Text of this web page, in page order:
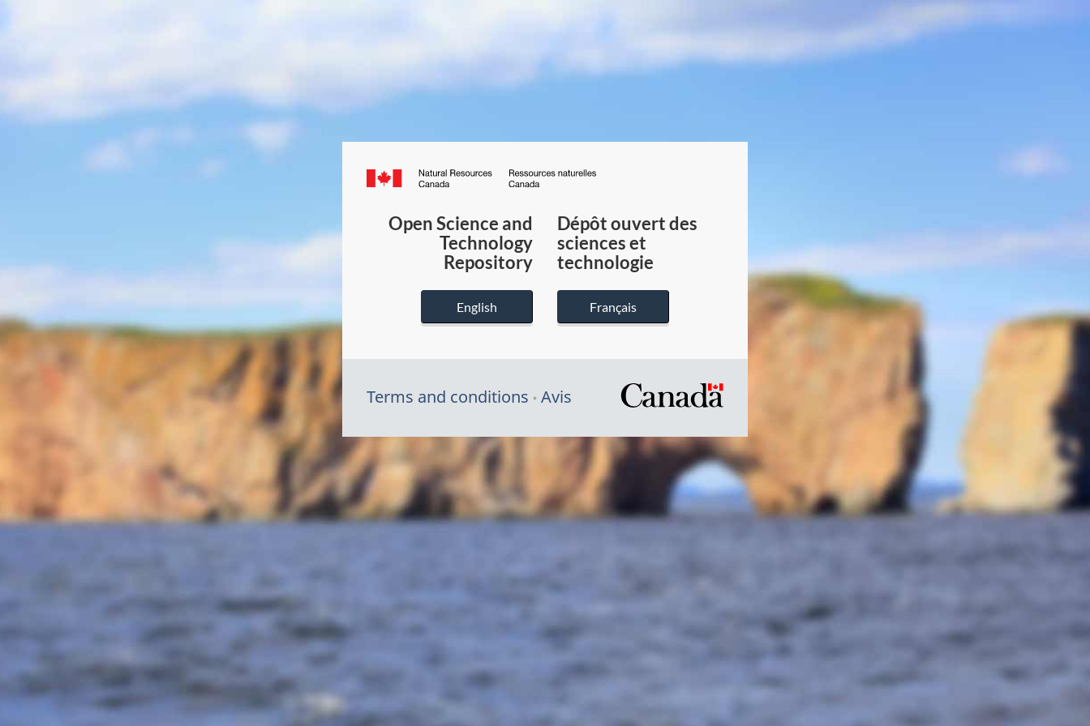
Canada.ca
du
Canada
Open Science and
Technology
Repository
English
Dépôt ouvert des
sciences et
technologie
Français
Terms and conditions Avis
/
du
gouvernement
du